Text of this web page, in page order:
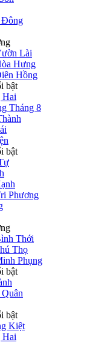
Đông
Lài
Hưng
Hồng
bật
Hai
Tháng 8
bật
Phương
Thới
Thọ
Phụng
bật
bật
Kiệt
Hai